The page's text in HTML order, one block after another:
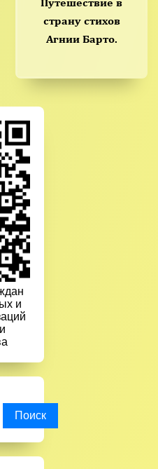
Путешествие в
страну стихов
Агнии Барто.
и
Поиск